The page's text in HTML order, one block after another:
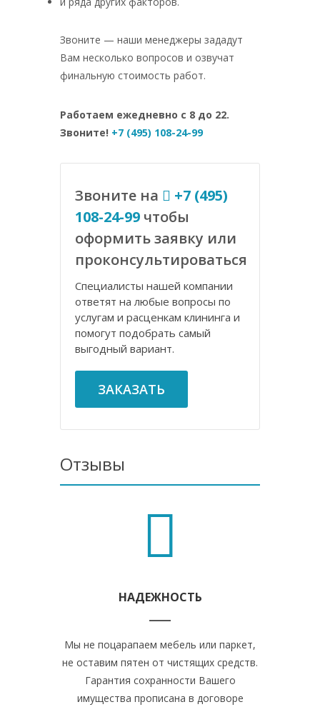
Звоните — наши менеджеры зададут
Вам несколько вопросов и озвучат
финальную стоимость работ.
Работаем ежедневно с 8 до 22.
Звоните! +7 (495) 108-24-99
Звоните на
+7 (495)
108-24-99 чтобы
оформить заявку или
проконсультироваться
Специалисты нашей компании
ответят на любые вопросы по
услугам и расценкам клининга и
помогут подобрать самый
выгодный вариант.
ЗАКАЗАТЬ
Отзывы
НАДЕЖНОСТЬ
Мы не поцарапаем мебель или паркет,
не оставим пятен от чистящих средств.
Гарантия сохранности Вашего
имущества прописана в договоре